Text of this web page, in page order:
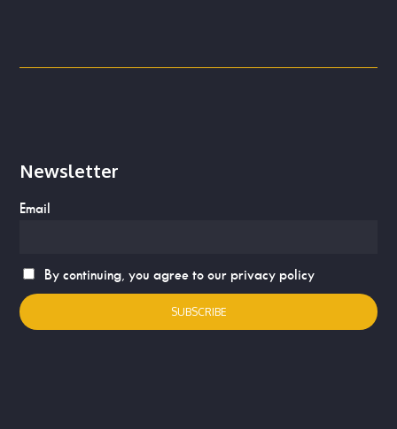
Newsletter
Email
By continuing, you agree to our privacy policy